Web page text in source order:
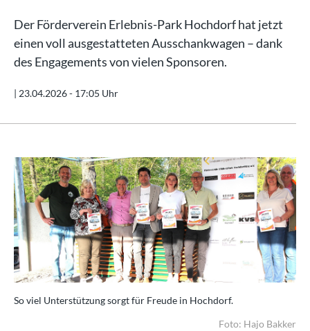
Der Förderverein Erlebnis-Park Hochdorf hat jetzt
einen voll ausgestatteten Ausschankwagen – dank
des Engagements von vielen Sponsoren.
| 23.04.2026 - 17:05 Uhr
So viel Unterstützung sorgt für Freude in Hochdorf.
Foto: Hajo Bakker